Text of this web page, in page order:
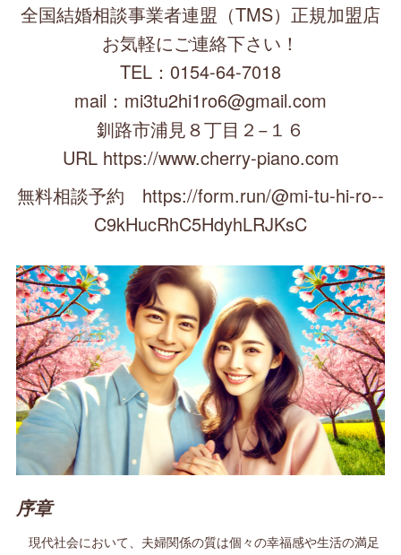
全国結婚相談事業者連盟（TMS）正規加盟店
お気軽にご連絡下さい！
TEL：0154-64-7018
mail：mi3tu2hi1ro6@gmail.com
釧路市浦見８丁目２−１６
URL https://www.cherry-piano.com
無料相談予約 https://form.run/@mi-tu-hi-ro--
C9kHucRhC5HdyhLRJKsC
序章
現代社会において、夫婦関係の質は個々の幸福感や生活の満足